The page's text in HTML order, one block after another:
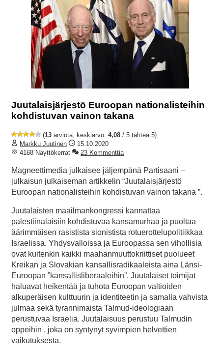
Juutalaisjärjestö Euroopan nationalisteihin
kohdistuvan vainon takana
(13 arviota, keskiarvo: 4,08 / 5 tähteä 5)
Markku Juutinen
15.10.2020
4168 Näyttökerrat
23 Kommenttia
Magneettimedia julkaisee jäljempänä Partisaani –
julkaisun julkaiseman artikkelin “Juutalaisjärjestö
Euroopan nationalisteihin kohdistuvan vainon takana ”.
Juutalaisten maailmankongressi kannattaa
palestiinalaisiin kohdistuvaa kansamurhaa ja puoltaa
äärimmäisen rasistista sionistista rotuerottelupolitiikkaa
Israelissa. Yhdysvalloissa ja Euroopassa sen vihollisia
ovat kuitenkin kaikki maahanmuuttokriittiset puolueet
Kreikan ja Slovakian kansallisradikaaleista aina Länsi-
Euroopan ”kansallisliberaaleihin”. Juutalaiset toimijat
haluavat heikentää ja tuhota Euroopan valtioiden
alkuperäisen kulttuurin ja identiteetin ja samalla vahvista
julmaa sekä tyrannimaista Talmud-ideologiaan
perustuvaa Israelia. Juutalaisuus perustuu Talmudin
oppeihin , joka on syntynyt syvimpien helvettien
vaikutuksesta.